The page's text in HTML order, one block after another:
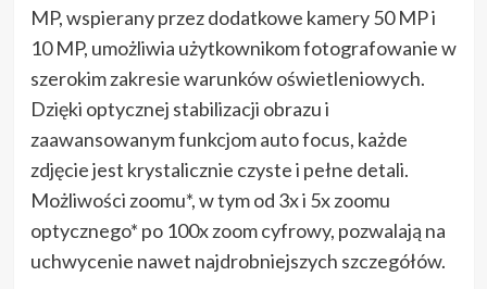
MP, wspierany przez dodatkowe kamery 50 MP i
10 MP, umożliwia użytkownikom fotografowanie w
szerokim zakresie warunków oświetleniowych.
Dzięki optycznej stabilizacji obrazu i
zaawansowanym funkcjom auto focus, każde
zdjęcie jest krystalicznie czyste i pełne detali.
Możliwości zoomu*, w tym od 3x i 5x zoomu
optycznego* po 100x zoom cyfrowy, pozwalają na
uchwycenie nawet najdrobniejszych szczegółów.